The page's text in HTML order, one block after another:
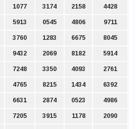
1077 3174 2158 4428
5913 0545 4806 9711
3760 1283 6675 8045
9432 2069 8182 5914
7248 3350 4093 2761
4765 8215 1434 6392
6631 2874 0523 4986
7205 3915 1178 2090